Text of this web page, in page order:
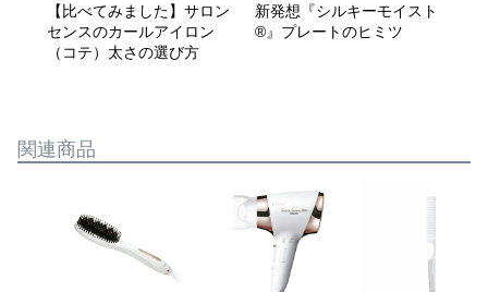
【比べてみました】サロン
センスのカールアイロン
（コテ）太さの選び方
新発想『シルキーモイスト
®』プレートのヒミツ
関連商品